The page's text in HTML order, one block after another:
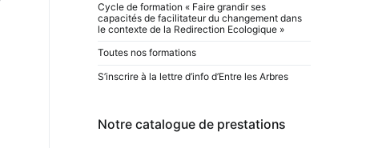
Cycle de formation « Faire grandir ses
capacités de facilitateur du changement dans
le contexte de la Redirection Ecologique »
Toutes nos formations
S’inscrire à la lettre d’info d’Entre les Arbres
Notre catalogue de prestations